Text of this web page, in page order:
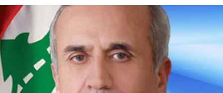
سياسة ناس
إقتصاد
منوعات رياضة
كأس العالم